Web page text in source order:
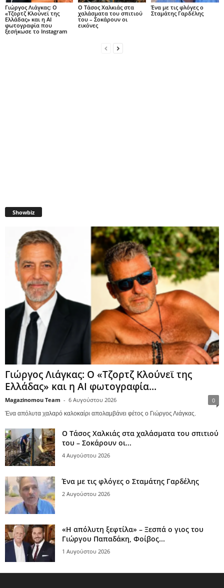
Γιώργος Λιάγκας: Ο
«Τζορτζ Κλούνεϊ της
Ελλάδας» και η AI
φωτογραφία που
ξεσήκωσε το Instagram
Ο Τάσος Χαλκιάς στα
χαλάσματα του σπιτιού
του – Σοκάρουν οι
εικόνες
Ένα με τις φλόγες ο
Σταμάτης Γαρδέλης
Showbiz
Γιώργος Λιάγκας: Ο «Τζορτζ Κλούνεϊ της
Ελλάδας» και η AI φωτογραφία...
Magazinomou Team - 6 Αυγούστου 2026 0
Ένα απόλυτα χαλαρό καλοκαίρι απολαμβάνει φέτος ο Γιώργος Λιάγκας.
Ο Τάσος Χαλκιάς στα χαλάσματα του σπιτιού
του – Σοκάρουν οι...
4 Αυγούστου 2026
Ένα με τις φλόγες ο Σταμάτης Γαρδέλης
2 Αυγούστου 2026
«Η απόλυτη ξεφτίλα» – Ξεσπά ο γιος του
Γιώργου Παπαδάκη, Φοίβος...
1 Αυγούστου 2026